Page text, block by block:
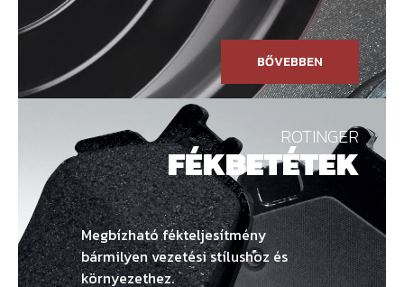
BŐVEBBEN
ROTINGER
FÉKBETÉTEK
Megbízható fékteljesítmény
bármilyen vezetési stílushoz és
környezethez.